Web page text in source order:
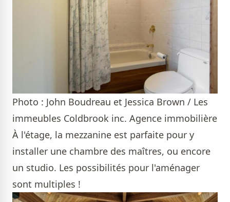
Photo : John Boudreau et Jessica Brown / Les
immeubles Coldbrook inc. Agence immobilière
À l'étage, la mezzanine est parfaite pour y
installer une chambre des maîtres, ou encore
un studio. Les possibilités pour l'aménager
sont multiples !